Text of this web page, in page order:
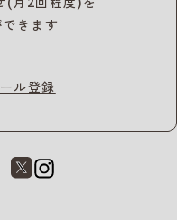
きます
ル登録